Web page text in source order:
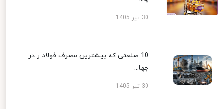
30 تیر 1405
10 صنعتی که بیشترین مصرف فولاد را در
جها...
30 تیر 1405